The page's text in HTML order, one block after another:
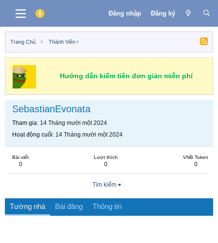
Đăng nhập Đăng ký
Trang Chủ Thành Viên
Hướng dẫn kiếm tiền đơn giản miễn phí
SebastianEvonata
Tham gia 14 Tháng mười một 2024
Hoạt động cuối 14 Tháng mười một 2024
Bài viết
0
Lượt thích
0
VNB Token
0
Tìm kiếm
Tường nhà Bài đăng Thông tin